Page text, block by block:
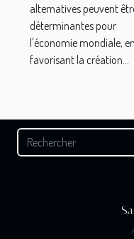
alternatives peuvent
déterminantes pour
l'économie mondiale, en
favorisant la création...